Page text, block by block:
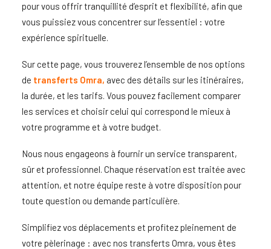
pour vous offrir tranquillité d’esprit et flexibilité, afin que
vous puissiez vous concentrer sur l’essentiel : votre
expérience spirituelle.
Sur cette page, vous trouverez l’ensemble de nos options
de transferts Omra, avec des détails sur les itinéraires,
la durée, et les tarifs. Vous pouvez facilement comparer
les services et choisir celui qui correspond le mieux à
votre programme et à votre budget.
Nous nous engageons à fournir un service transparent,
sûr et professionnel. Chaque réservation est traitée avec
attention, et notre équipe reste à votre disposition pour
toute question ou demande particulière.
Simplifiez vos déplacements et profitez pleinement de
votre pèlerinage : avec nos transferts Omra, vous êtes